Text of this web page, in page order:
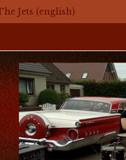
Jets (english)
– Mosaikkunst aus dem
Dixon Hobos
Jets